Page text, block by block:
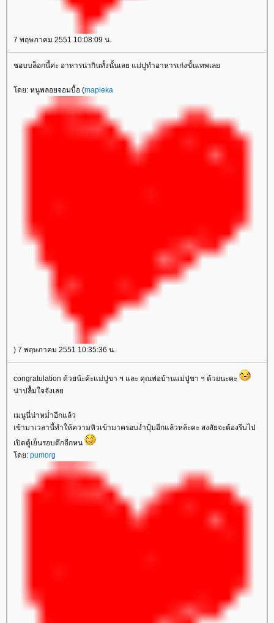
7 พฤษภาคม 2551 10:08:09 น.
ชอบบล็อกนี้ค่ะ อาหารน่ากินทั้งนั้นเลย แม่ปูทำอาหารเก่งขั้นเทพเล
ดย: หนูพลอยจอมบื้อ (mapleka
) 7 พฤษภาคม 2551 10:35:36 น.
congratulation ด้วยน้ะค้ะแม่ปูขา ฯ และ คุณพ่อบ้านแม่ปูขา ฯ ด้วยนะคะ
น่าปลื้มใจจังเล
เมนูนี่น่าหม่ำอีกแล้ว
เข้ามาเวลานี้ทำให้ความหิวเข้ามาครอบง่ำปุ้มอีกแล้วหล้ะคะ สงสัยจะต้องรีบไป
เปิดตู้เย็นรอบดึกอีกหน
ดย: pumorg